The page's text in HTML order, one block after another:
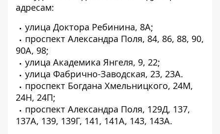
адресам:
улица Доктора Ребинина, 8А;
проспект Александра Поля, 84, 86, 88, 90,
90А, 98;
улица Академика Янгеля, 9, 22;
улица Фабрично-Заводская, 23, 23А.
проспект Богдана Хмельницкого, 24М,
24Н, 24П;
проспект Александра Поля, 129Д, 137,
137А, 139, 139Г, 141, 141А, 143, 143А.